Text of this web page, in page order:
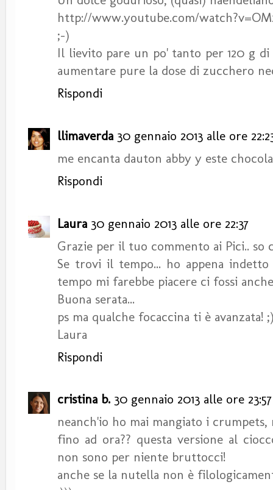
http://www.youtube.com/
;-)
Il lievito pare un po' tanto per 120 g
aumentare pure la dose di zucchero
Rispondi
llimaverda 30 gennaio 2013 alle ore
me encanta dauton abby y este
Rispondi
Laura 30 gennaio 2013 alle ore 22:37
Grazie per il tuo commento ai Pici.. so
Se trovi il tempo... ho appena
tempo mi farebbe piacere ci fossi
Buona serata...
ps ma qualche focaccina ti è avanzata!
Laura
Rispondi
cristina b. 30 gennaio 2013 alle ore 23:57
neanch'io ho mai mangiato i
fino ad ora?? questa versione al
non sono per niente bruttocci!
anche se la nutella non è